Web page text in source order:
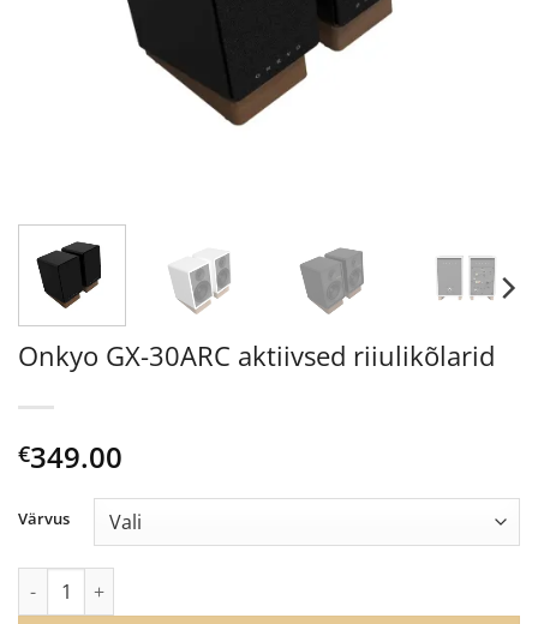
Onkyo GX-30ARC aktiivsed riiulikõlarid
€349.00
Värvus
Onkyo GX-30ARC aktiivsed riiulikõlarid kogus